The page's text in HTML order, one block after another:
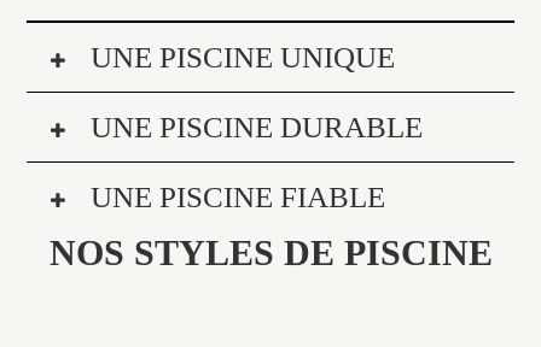
UNE PISCINE UNIQUE
UNE PISCINE DURABLE
UNE PISCINE FIABLE
NOS STYLES DE PISCINE